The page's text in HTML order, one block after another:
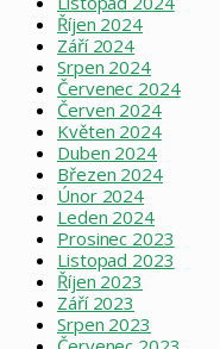
Říjen 2024
Září 2024
Srpen 2024
Červenec 2024
Červen 2024
Květen 2024
Duben 2024
Březen 2024
Únor 2024
Leden 2024
Prosinec 2023
Listopad 2023
Říjen 2023
Září 2023
Srpen 2023